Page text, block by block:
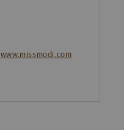
www.missmodi.com